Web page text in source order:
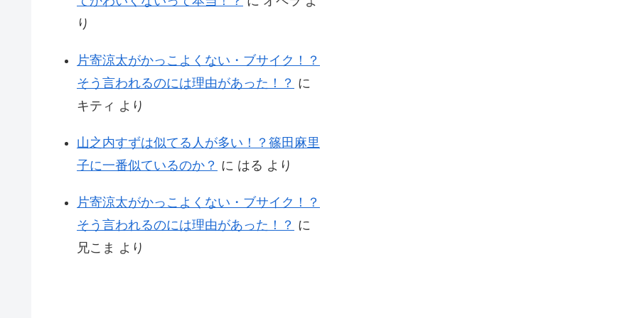
り
片寄涼太がかっこよくない・ブサイク！？
そう言われるのには理由があった！？ に
キティ より
山之内すずは似てる人が多い！？篠田麻里
子に一番似ているのか？ に はる より
片寄涼太がかっこよくない・ブサイク！？
そう言われるのには理由があった！？ に
兄こま より